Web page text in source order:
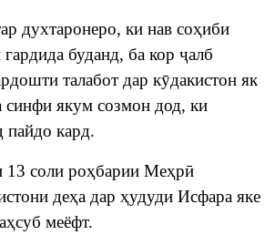
духтаронеро, ки нав соҳиби
гардида буданд, ба кор ҷалб
талабот дар кӯдакистон як
синфи якум созмон дод, ки
пайдо кард.
13 соли роҳбарии Меҳрӣ
деҳа дар ҳудуди Исфара яке
ҳсуб меёфт.